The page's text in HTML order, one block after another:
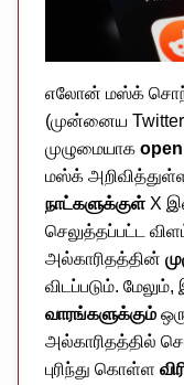
எலோன் மஸ்க்
(முன்னைய
முழுமையாக
மஸ்க்
நாட்களுக்குள் X
செலுத்தப்பட்ட
அல்காரிதத்தின்
விடப்படும்.
வாரங்களுக்கும்
அல்காரிதத்தில்
புரிந்து கொள்ள